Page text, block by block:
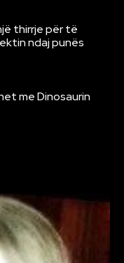
thirrje për të
ndaj punës
me Dinosaurin